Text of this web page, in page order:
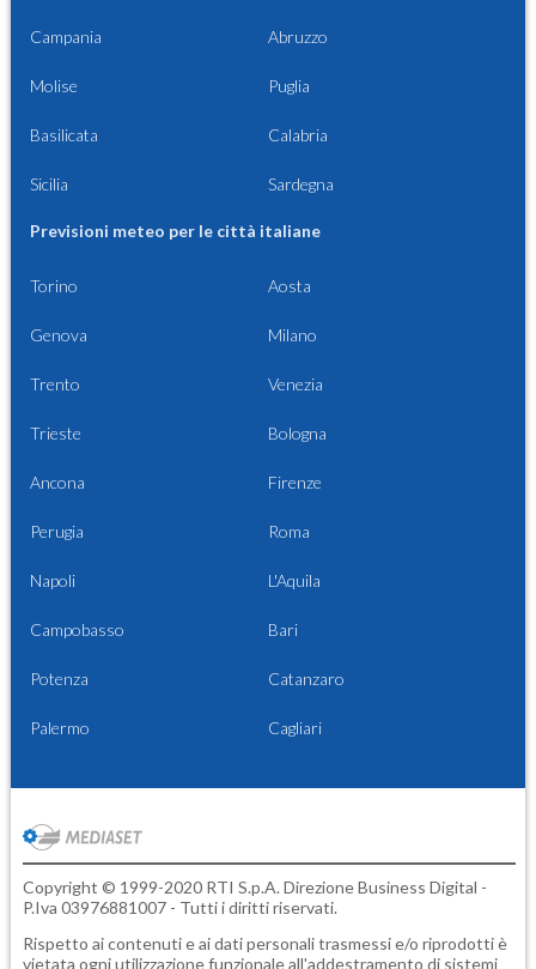
Campania Abruzzo
Molise Puglia
Basilicata Calabria
Sicilia Sardegna
Previsioni meteo per le città italiane
Torino Aosta
Genova Milano
Trento Venezia
Trieste Bologna
Ancona Firenze
Perugia Roma
Napoli L'Aquila
Campobasso Bari
Potenza Catanzaro
Palermo Cagliari
Copyright © 1999-2020 RTI S.p.A. Direzione Business Digital -
P.Iva 03976881007 - Tutti i diritti riservati.
Rispetto ai contenuti e ai dati personali trasmessi e/o riprodotti è
vietata ogni utilizzazione funzionale all'addestramento di sistemi